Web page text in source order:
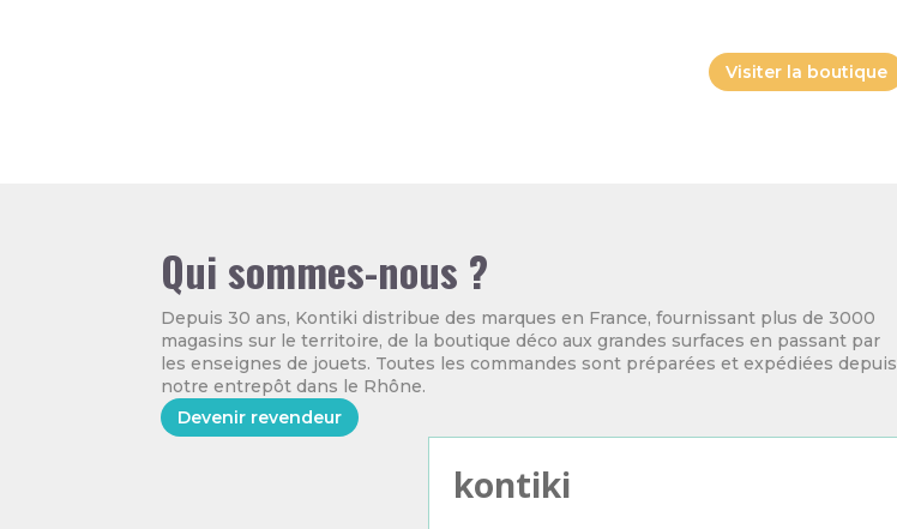
Visiter la boutique
Qui sommes-nous ?
Depuis 30 ans, Kontiki distribue des marques en France, fournissant plus de 3000
magasins sur le territoire, de la boutique déco aux grandes surfaces en passant par
les enseignes de jouets. Toutes les commandes sont préparées et expédiées depuis
notre entrepôt dans le Rhône.
Devenir revendeur
kontiki